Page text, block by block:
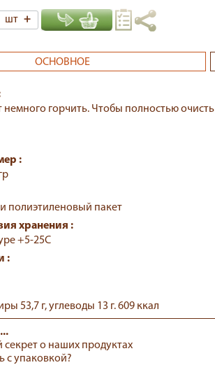
шт +
ОСНОВНОЕ
горчить. Чтобы полностью
:
полиэтиленовый пакет
хранения :
+5-25С
:
53,7 г, углеводы 13 г. 609 ккал
о наших продуктах
с упаковкой?